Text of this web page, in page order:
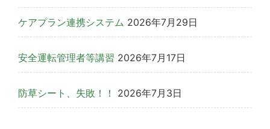
ケアプラン連携システム 2026年7月29日
安全運転管理者等講習 2026年7月17日
防草シート、失敗！！ 2026年7月3日